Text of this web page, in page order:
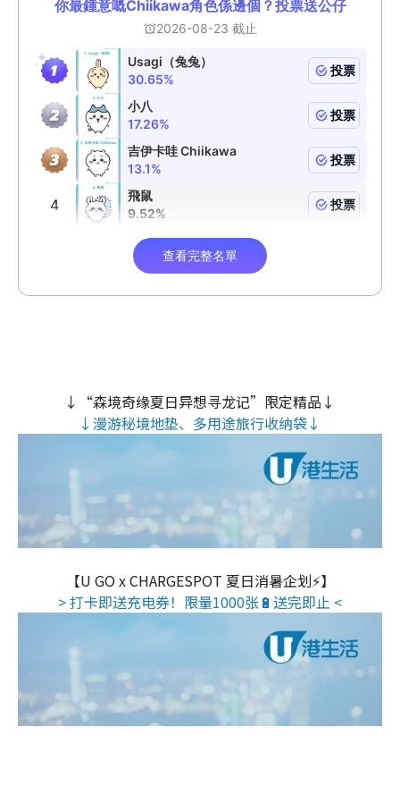
↓“森境奇缘夏日异想寻龙记”限定精品↓
↓漫游秘境地垫、多用途旅行收纳袋↓
【U GO x CHARGESPOT 夏日消暑企划⚡】
> 打卡即送充电券！限量1000张🔋送完即止 <